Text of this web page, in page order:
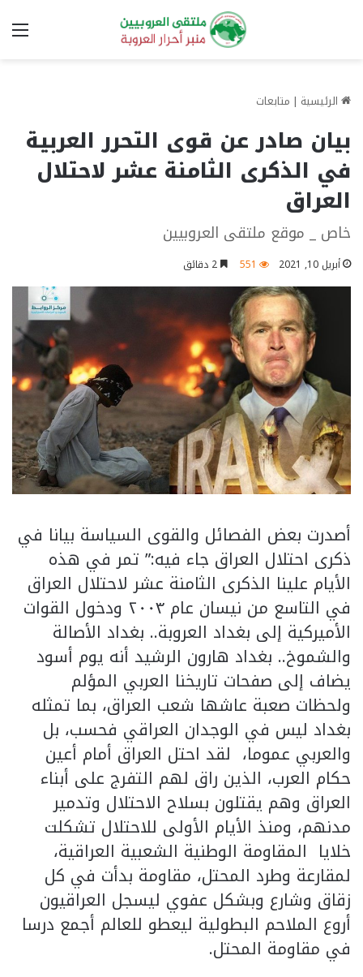
الرئيسية | متابعات
بيان صادر عن قوى التحرر العربية
في الذكرى الثامنة عشر لاحتلال
العراق
خاص _ موقع ملتقى العروبيين
أبريل 10, 2021 551
أصدرت بعض الفصائل والقوى السياسة بيانا في
ذكرى احتلال العراق جاء فيه:” تمر في هذه
الأيام علينا الذكرى الثامنة عشر لاحتلال العراق
في التاسع من نيسان عام ٢٠٠٣ ودخول القوات
الأميركية إلى بغداد العروبة.. بغداد الأصالة
والشموخ.. بغداد هارون الرشيد أنه يوم أسود
يضاف إلى صفحات تاريخنا العربي المؤلم
ولحظات صعبة عاشها شعب العراق، بما تمثله
بغداد ليس في الوجدان العراقي فحسب، بل
والعربي عموما، لقد احتل العراق أمام أعين
حكام العرب، الذين راق لهم التفرج على أبناء
العراق وهم يقتلون بسلاح الاحتلال وتدمير
مدنهم، ومنذ الأيام الأولى للاحتلال تشكلت
خلايا المقاومة الوطنية الشعبية العراقية،
لمقارعة وطرد المحتل، مقاومة بدأت في كل
زقاق وشارع وبشكل عفوي ليسجل العراقيون
أروع الملاحم البطولية ليعطو للعالم أجمع درسا
في مقاومة المحتل.